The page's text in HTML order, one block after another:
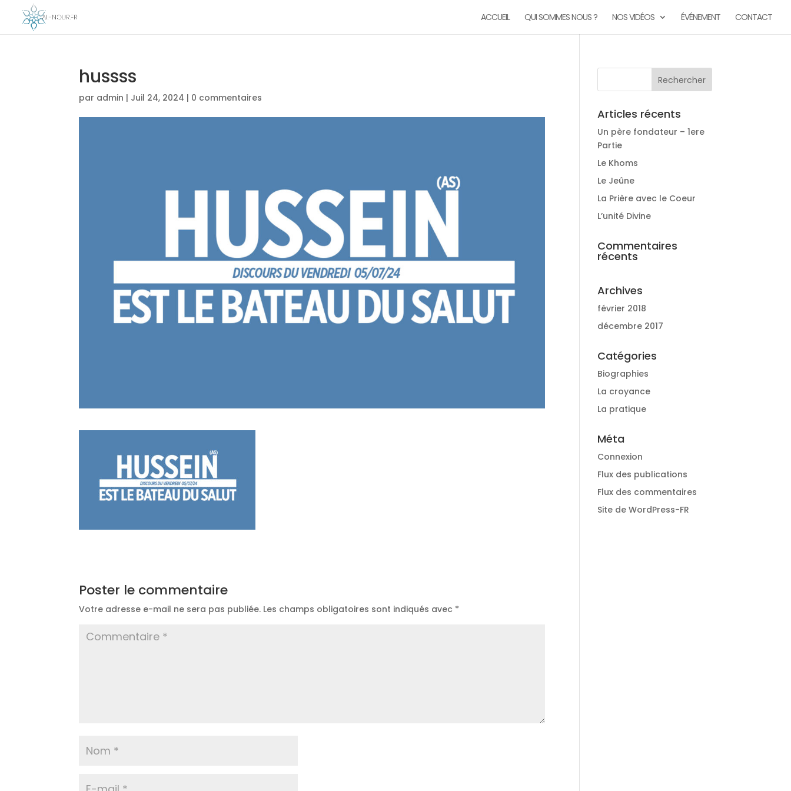
ACCUEIL QUI SOMMES NOUS ? NOS VIDÉOS ÉVÉNEMENT CONTACT
hussss
par admin | Juil 24, 2024 | 0 commentaires
Poster le commentaire
Votre adresse e-mail ne sera pas publiée. Les champs obligatoires sont indiqués avec *
Articles récents
Un père fondateur – 1ere
Partie
Le Khoms
Le Jeûne
La Prière avec le Coeur
L’unité Divine
Commentaires
récents
Archives
février 2018
décembre 2017
Catégories
Biographies
La croyance
La pratique
Méta
Connexion
Flux des publications
Flux des commentaires
Site de WordPress-FR